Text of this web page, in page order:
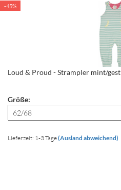
-45%
Loud & Proud - Strampler mint/
Größe:
Lieferzeit: 1-3 Tage(Ausland abweichend)